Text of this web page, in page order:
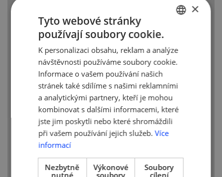
celkovém profilu organizace. Celkový
profil organizace ukáže
na „nejslabší místa“ v řízení firmy a tedy
cestu, kde začít se zlepšováním.
Model START PLUSPokud je firma
dobře řízená nebo je držitelem certifikátu
ISO 9001 a má zájem o
získání informací o stávající úrovni firmy
a na hledání cest pro zlepšování a inovaci
řízení, může realizovat opět
sebehodnocení formou odpovědí
na otázky dotazníku. Tento model již
vyžaduje sepsání náročnější sebehodnotící
ENGLISH
×
Tyto webové stránky
používají soubory cookie.
K personalizaci obsahu, reklam a analýze
návštěvnosti používáme soubory cookie.
Informace o vašem používání našich
stránek také sdílíme s našimi reklamními
a analytickými partnery, kteří je mohou
kombinovat s dalšími informacemi, které
jste jim poskytli nebo které shromáždili
při vašem používání jejich služeb. Více
informací
Nezbytně
nutné
Výkonové
soubory
Soubory
cílení